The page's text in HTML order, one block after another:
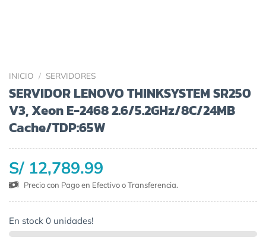
INICIO / SERVIDORES
SERVIDOR LENOVO THINKSYSTEM SR250
V3, Xeon E-2468 2.6/5.2GHz/8C/24MB
Cache/TDP:65W
S/ 12,789.99
Precio con Pago en Efectivo o Transferencia.
En stock 0 unidades!